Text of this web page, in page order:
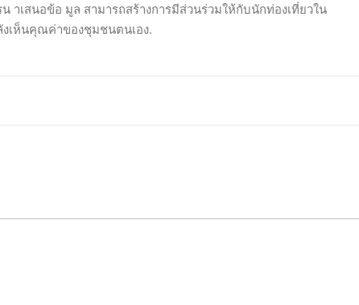
เสนอข้อ มูล สามารถสร้างการมีส่วนร่วมให้กับนักท่องเที่ยวใน
เห็นคุณค่าของชุมชนตนเอง.